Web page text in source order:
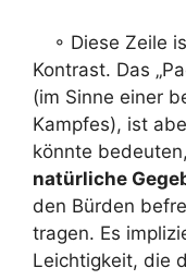
◦ Diese Zeile
Kontrast. Das
(im Sinne einer
Kampfes), ist
könnte
natürliche
den Bürden
tragen. Es
Leichtigkeit, die